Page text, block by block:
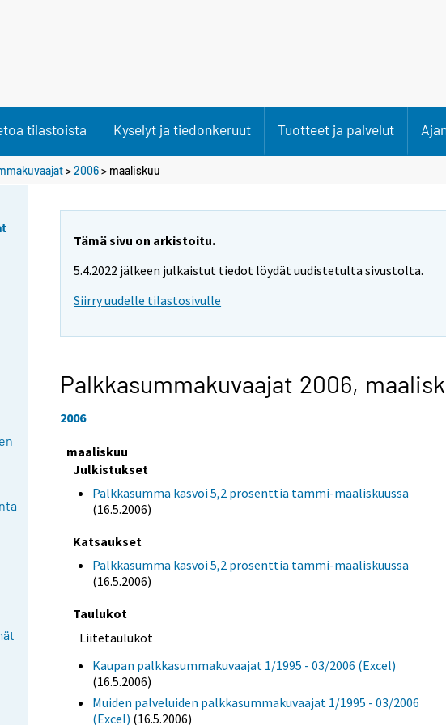
tilastoista Kyselyt ja tiedonkeruut Tuotteet ja palvelut
>2006> maaliskuu
Tämä sivu on arkistoitu.
5.4.2022 jälkeen julkaistut tiedot löydät uudistetulta sivustolta.
Siirry uudelle tilastosivulle
Palkkasummakuvaajat 2006,
2006
maaliskuu
Julkistukset
Palkkasumma kasvoi 5,2 prosenttia tammi-maaliskuussa
(16.5.2006)
Katsaukset
Palkkasumma kasvoi 5,2 prosenttia tammi-maaliskuussa
(16.5.2006)
Taulukot
Liitetaulukot
Kaupan palkkasummakuvaajat 1/1995 - 03/2006 (Excel)
(16.5.2006)
Muiden palveluiden palkkasummakuvaajat 1/1995 - 03/2006
(Excel) (16.5.2006)